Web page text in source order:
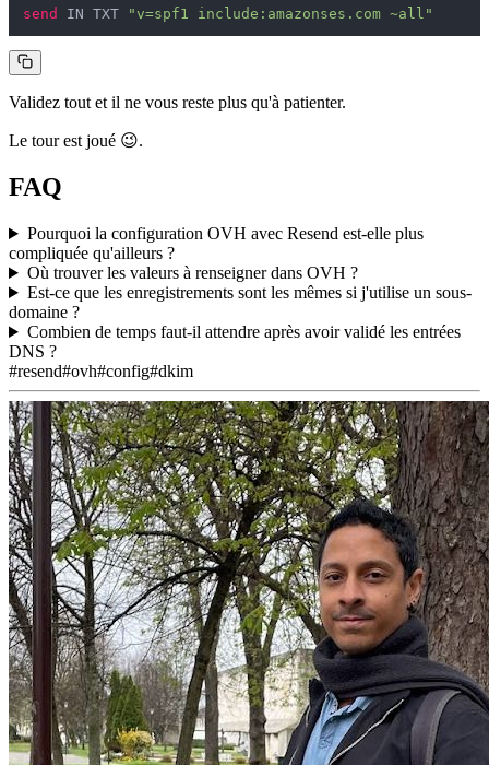
send IN TXT "v=spf1 include:amazonses.com ~all"
Validez tout et il ne vous reste plus qu'à patienter.
Le tour est joué 😉.
FAQ
Pourquoi la configuration OVH avec Resend est-elle plus
compliquée qu'ailleurs ?
Où trouver les valeurs à renseigner dans OVH ?
Est-ce que les enregistrements sont les mêmes si j'utilise un sous-
domaine ?
Combien de temps faut-il attendre après avoir validé les entrées
DNS ?
#resend#ovh#config#dkim